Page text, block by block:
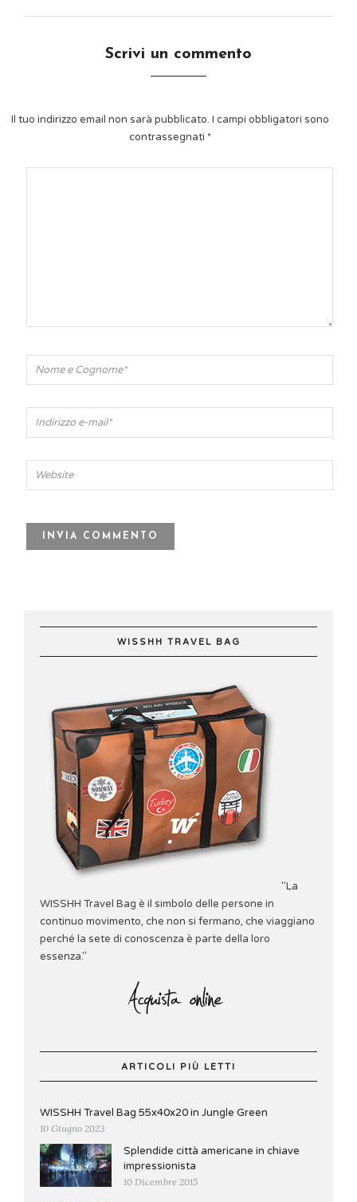
Scrivi un commento
Il tuo indirizzo email non sarà pubblicato. I campi obbligatori sono
contrassegnati *
WISSHH TRAVEL BAG
"La
WISSHH Travel Bag è il simbolo delle persone in
continuo movimento, che non si fermano, che viaggiano
perché la sete di conoscenza è parte della loro
essenza."
ARTICOLI PIÙ LETTI
WISSHH Travel Bag 55x40x20 in Jungle Green
10 Giugno 2023
Splendide città americane in chiave
impressionista
10 Dicembre 2015